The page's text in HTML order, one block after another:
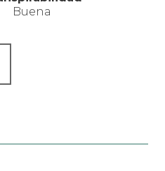
Buena